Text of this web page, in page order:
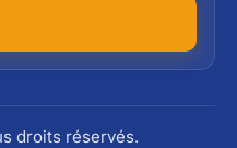
droits réservés.